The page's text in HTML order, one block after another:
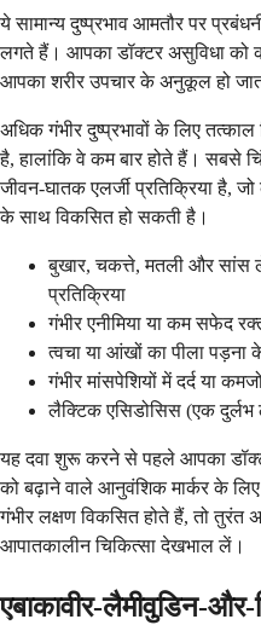
ये सामान्य दुष्प्रभाव आमतौर पर
लगते हैं। आपका डॉक्टर असुविधा
आपका शरीर उपचार के अनुकूल हो
अधिक गंभीर दुष्प्रभावों के लिए
है, हालांकि वे कम बार होते हैं। सबसे
जीवन-घातक एलर्जी प्रतिक्रिया है,
के साथ विकसित हो सकती है।
बुखार, चकत्ते, मतली और सांस
प्रतिक्रिया
गंभीर एनीमिया या कम सफेद
त्वचा या आंखों का पीला
गंभीर मांसपेशियों में दर्द या
लैक्टिक एसिडोसिस (एक दुर्लभ
यह दवा शुरू करने से पहले आपका
को बढ़ाने वाले आनुवंशिक मार्कर के
गंभीर लक्षण विकसित होते हैं, तो तुरंत
आपातकालीन चिकित्सा देखभाल लें।
एबाकावीर-लैमीवुडिन-